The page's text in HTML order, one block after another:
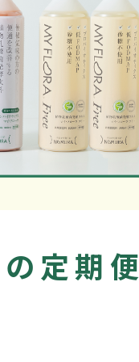
定期便